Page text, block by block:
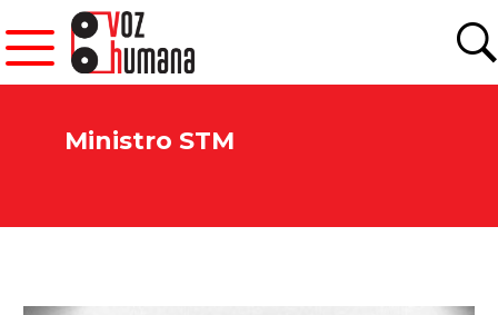
Ministro STM